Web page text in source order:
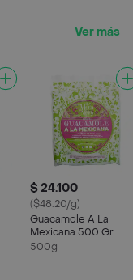
Ver más
$ 24.100
($48.20/g)
Guacamole A La
Mexicana 500 Gr
500g